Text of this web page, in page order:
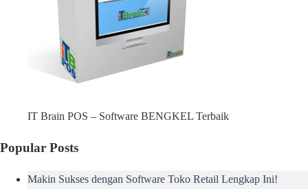
IT Brain POS – Software BENGKEL Terbaik
Popular Posts
Makin Sukses dengan Software Toko Retail Lengkap Ini!